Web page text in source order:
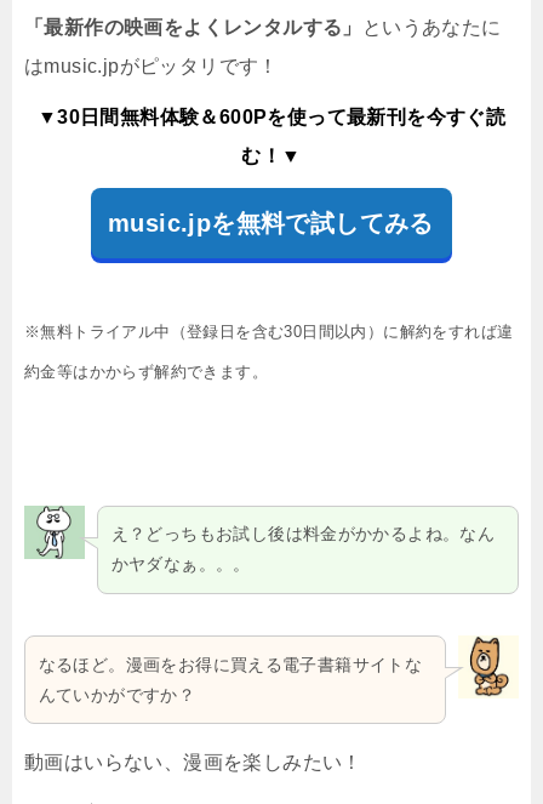
「最新作の映画をよくレンタルする」
というあなたに
はmusic.jpがピッタリです！
▼30日間無料体験＆600Pを使って最新刊を今すぐ読
む！▼
music.jpを無料で試してみる
※無料トライアル中（登録日を含む30日間以内）に解約をすれば違
約金等はかからず解約できます。
え？どっちもお試し後は料金がかかるよね。なん
かヤダなぁ。。。
なるほど。漫画をお得に買える電子書籍サイトな
んていかがですか？
動画はいらない、漫画を楽しみたい！